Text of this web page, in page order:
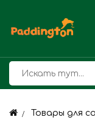
Товары для